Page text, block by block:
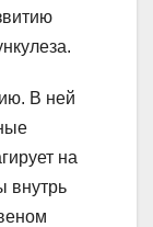
В ней
на
внутрь